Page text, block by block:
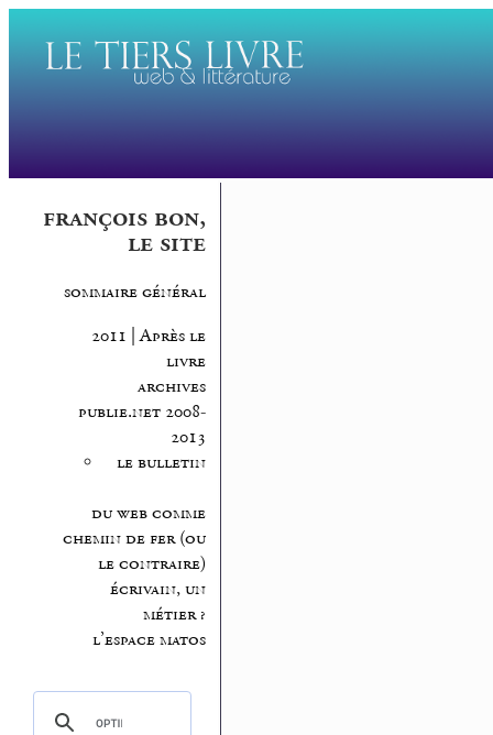
françois bon,
le site
sommaire général
2011 | Après le
livre
archives
publie.net 2008-
2013
le bulletin
du web comme
chemin de fer (ou
le contraire)
écrivain, un
métier ?
l’espace matos